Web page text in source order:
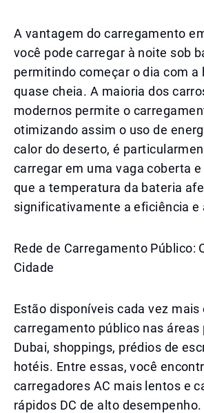
A vantagem do carregamento
você pode carregar à noite sob
permitindo começar o dia com a
quase cheia. A maioria dos
modernos permite o
otimizando assim o uso de
calor do deserto, é
carregar em uma vaga coberta
que a temperatura da bateria
significativamente a eficiência e
Rede de Carregamento Público:
Cidade
Estão disponíveis cada vez mais
carregamento público nas áreas
Dubai, shoppings, prédios de
hotéis. Entre essas, você
carregadores AC mais lentos e
rápidos DC de alto